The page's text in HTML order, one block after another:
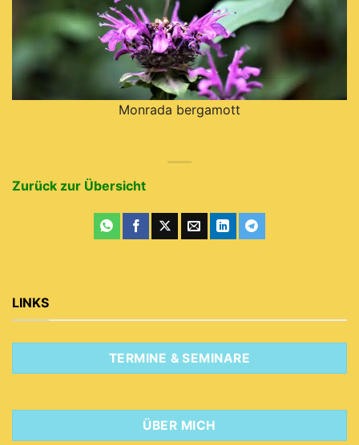
Monrada bergamott
Zurück zur Übersicht
LINKS
TERMINE & SEMINARE
ÜBER MICH